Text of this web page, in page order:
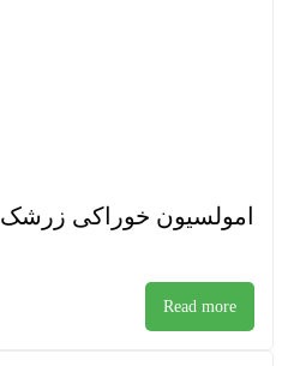
امولسیون خوراکی زرشک
Read more